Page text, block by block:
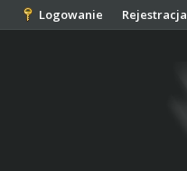
Logowanie Rejestracja